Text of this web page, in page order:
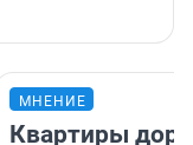
МНЕНИЕ
Квартиры